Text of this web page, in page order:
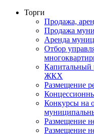
Торги
Продажа,
Продажа
Аренда
Отбор
Капитальный
ЖКХ
Размещение
Конкурсы на
Размещение
Размещение